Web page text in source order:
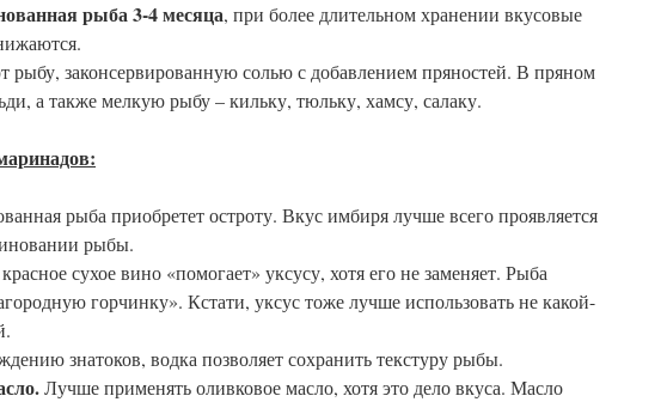
рыба 3-4 месяца, при более длительном хранении вкусовые
рыбу, законсервированную солью с добавлением пряностей. В пряном
а также мелкую рыбу – кильку, тюльку, хамсу, салаку.
рыба приобретет остроту. Вкус имбиря лучше всего проявляется
рыбы.
сухое вино «помогает» уксусу, хотя его не заменяет. Рыба
горчинку». Кстати, уксус тоже лучше использовать не какой-
знатоков, водка позволяет сохранить текстуру рыбы.
Лучше применять оливковое масло, хотя это дело вкуса. Масло